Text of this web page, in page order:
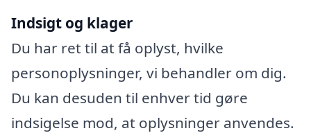
Indsigt og klager
Du har ret til at få oplyst, hvilke
personoplysninger, vi behandler om dig.
Du kan desuden til enhver tid gøre
indsigelse mod, at oplysninger anvendes.